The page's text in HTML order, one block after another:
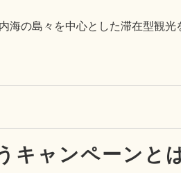
海の島々を中心とした滞在型観
キャンペーンと